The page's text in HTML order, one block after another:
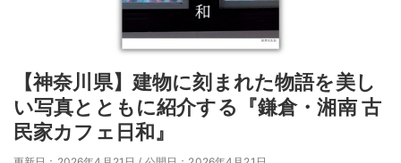
【神奈川県】建物に刻まれた物語を美し
い写真とともに紹介する『鎌倉・湘南 古
民家カフェ日和』